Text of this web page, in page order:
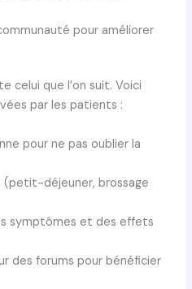
pour améliorer
celui que l’on suit. Voici
par les patients :
pour ne pas oublier la
(petit-déjeuner, brossage
symptômes et des effets
des forums pour bénéficier